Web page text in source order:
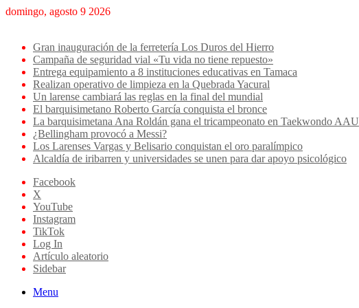
domingo, agosto 9 2026
Gran inauguración de la ferretería Los Duros del Hierro
Campaña de seguridad vial «Tu vida no tiene repuesto»
Entrega equipamiento a 8 instituciones educativas en Tamaca
Realizan operativo de limpieza en la Quebrada Yacural
Un larense cambiará las reglas en la final del mundial
El barquisimetano Roberto García conquista el bronce
La barquisimetana Ana Roldán gana el tricampeonato en Taekwondo AAU
¿Bellingham provocó a Messi?
Los Larenses Vargas y Belisario conquistan el oro paralímpico
Alcaldía de iribarren y universidades se unen para dar apoyo psicológico
Facebook
X
YouTube
Instagram
TikTok
Log In
Artículo aleatorio
Sidebar
Menu